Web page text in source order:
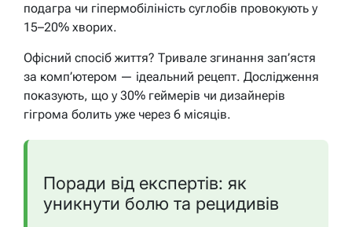
подагра чи гіпермобіліність суглобів провокують у
15–20% хворих.
Офісний спосіб життя? Тривале згинання зап’ястя
за комп’ютером — ідеальний рецепт. Дослідження
показують, що у 30% геймерів чи дизайнерів
гігрома болить уже через 6 місяців.
Поради від експертів: як
уникнути болю та рецидивів